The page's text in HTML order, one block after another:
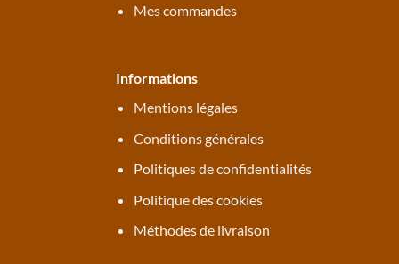
Mes commandes
Informations
Mentions légales
Conditions générales
Politiques de confidentialités
Politique des cookies
Méthodes de livraison